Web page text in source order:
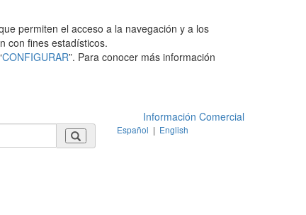
permiten el acceso a la navegación y a los
con fines estadísticos.
CONFIGURAR”. Para conocer más información
Información Comercial
Español | English